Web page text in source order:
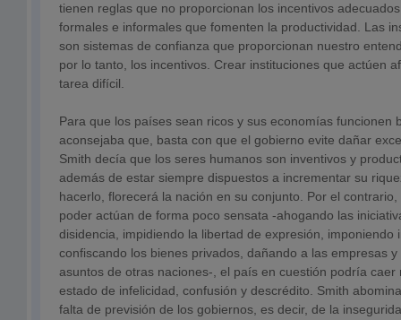
tienen reglas que no proporcionan los incentivos
formales e informales que fomenten la productividad. Las
son sistemas de confianza que proporcionan nuestro
por lo tanto, los incentivos. Crear instituciones que actúen
tarea difícil.
Para que los países sean ricos y sus economías funcionen
aconsejaba que, basta con que el gobierno evite dañar
Smith decía que los seres humanos son inventivos y
además de estar siempre dispuestos a incrementar su
hacerlo, florecerá la nación en su conjunto. Por el
poder actúan de forma poco sensata -ahogando las
disidencia, impidiendo la libertad de expresión, imponiendo
confiscando los bienes privados, dañando a las empresas
asuntos de otras naciones-, el país en cuestión podría caer
estado de infelicidad, confusión y descrédito. Smith
falta de previsión de los gobiernos, es decir, de la